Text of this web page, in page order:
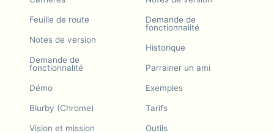
Feuille de route
Notes de version
Demande de
fonctionnalité
Démo
Blurby (Chrome)
Vision et mission
Demande de
fonctionnalité
Historique
Parrainer un ami
Exemples
Tarifs
Outils